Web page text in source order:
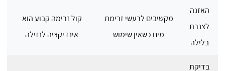
האזנה
לצנרת
בלילה
מקשיבים לרעשי זרימת
מים כשאין שימוש
קול זרימה קבוע הוא
אינדיקציה לנזילה
בדיקת